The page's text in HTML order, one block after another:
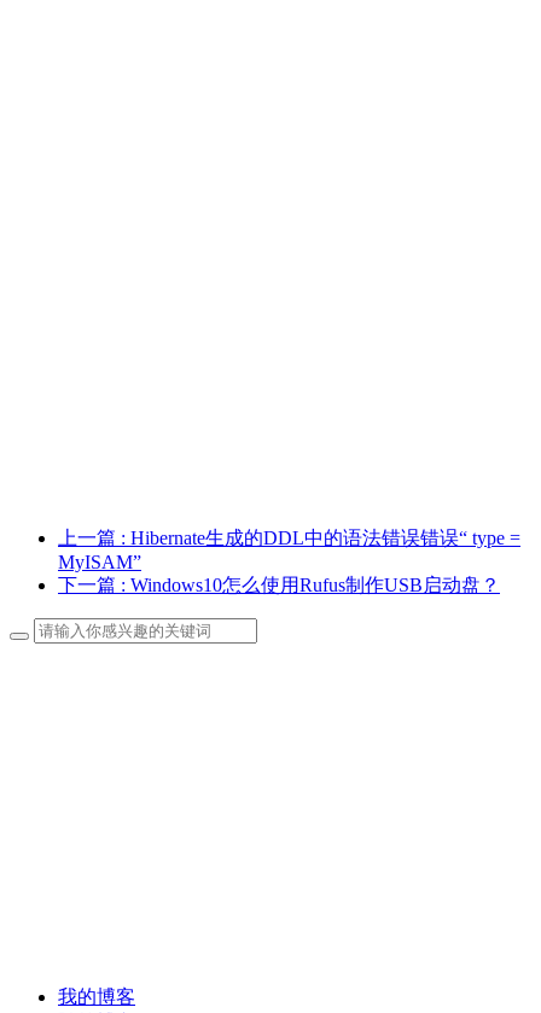
上一篇 : Hibernate生成的DDL中的语法错误错误“ type =
MyISAM”
下一篇 : Windows10怎么使用Rufus制作USB启动盘？
我的博客